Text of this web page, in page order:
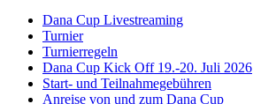
Dana Cup Livestreaming
Turnier
Turnierregeln
Dana Cup Kick Off 19.-20. Juli 2026
Start- und Teilnahmegebühren
Anreise von und zum Dana Cup